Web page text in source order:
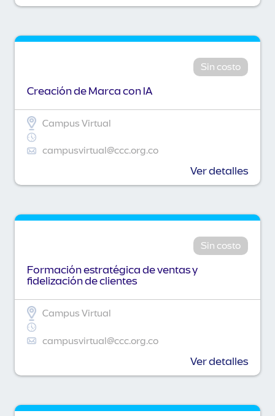
Sin costo
Creación de Marca con IA
Campus Virtual
campusvirtual@ccc.org.co
Ver detalles
Sin costo
Formación estratégica de ventas y
fidelización de clientes
Campus Virtual
campusvirtual@ccc.org.co
Ver detalles